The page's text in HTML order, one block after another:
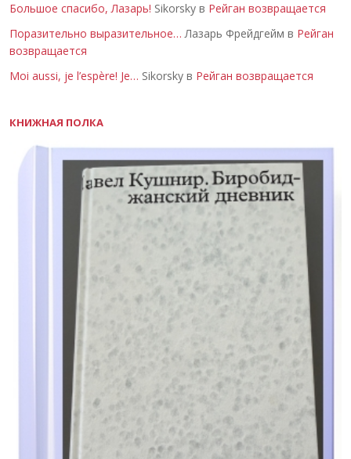
Большое спасибо, Лазарь! Sikorsky в Рейган возвращается
Поразительно выразительное… Лазарь Фрейдгейм в Рейган
возвращается
Moi aussi, je l’espère! Je… Sikorsky в Рейган возвращается
КНИЖНАЯ ПОЛКА